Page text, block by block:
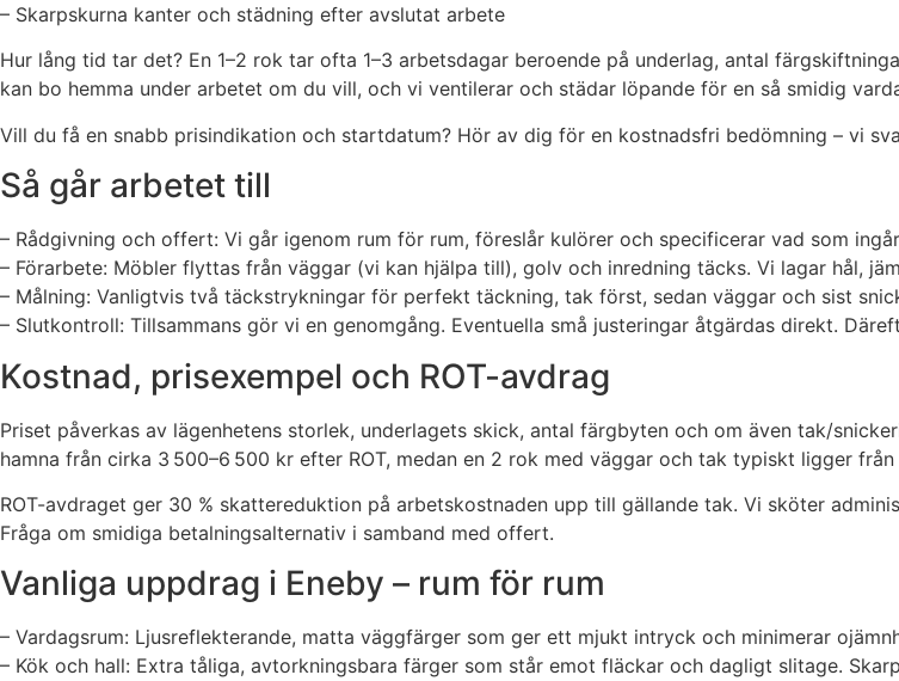
– Skarpskurna kanter och städning efter avslutat arbete
Hur lång tid tar det? En 1–2 rok tar ofta 1–3 arbetsdagar beroende på underlag, antal
kan bo hemma under arbetet om du vill, och vi ventilerar och städar löpande för en så smidig
Vill du få en snabb prisindikation och startdatum? Hör av dig för en kostnadsfri bedömning – vi
Så går arbetet till
– Rådgivning och offert: Vi går igenom rum för rum, föreslår kulörer och specificerar vad som
– Förarbete: Möbler flyttas från väggar (vi kan hjälpa till), golv och inredning täcks. Vi lagar hål,
– Målning: Vanligtvis två täckstrykningar för perfekt täckning, tak först, sedan väggar och sist
– Slutkontroll: Tillsammans gör vi en genomgång. Eventuella små justeringar åtgärdas direkt.
Kostnad, prisexempel och ROT-avdrag
Priset påverkas av lägenhetens storlek, underlagets skick, antal färgbyten och om även tak/
hamna från cirka 3 500–6 500 kr efter ROT, medan en 2 rok med väggar och tak typiskt ligger
ROT-avdraget ger 30 % skattereduktion på arbetskostnaden upp till gällande tak. Vi sköter
Fråga om smidiga betalningsalternativ i samband med offert.
Vanliga uppdrag i Eneby – rum för rum
– Vardagsrum: Ljusreflekterande, matta väggfärger som ger ett mjukt intryck och minimerar
– Kök och hall: Extra tåliga, avtorkningsbara färger som står emot fläckar och dagligt slitage.